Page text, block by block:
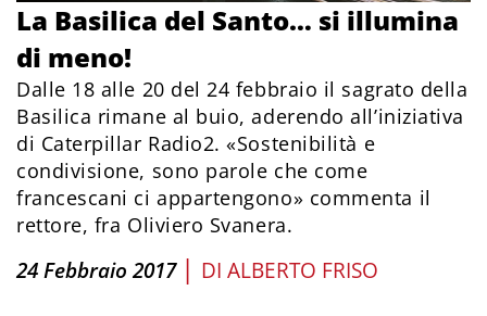
La Basilica del Santo… si illumina
di meno!
Dalle 18 alle 20 del 24 febbraio il sagrato della
Basilica rimane al buio, aderendo all’iniziativa
di Caterpillar Radio2. «Sostenibilità e
condivisione, sono parole che come
francescani ci appartengono» commenta il
rettore, fra Oliviero Svanera.
24 Febbraio 2017 | DI ALBERTO FRISO